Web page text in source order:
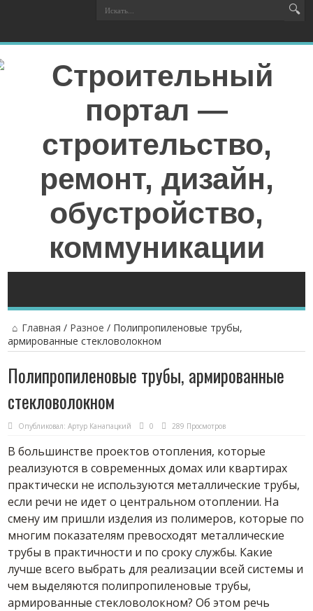
Главная / Разное / Полипропиленовые трубы,
армированные стекловолокном
Полипропиленовые трубы, армированные
стекловолокном
Опубликовал:Артур Канапацкий 0 289 Просмотров
В большинстве проектов отопления, которые
реализуются в современных домах или квартирах
практически не используются металлические трубы,
если речи не идет о центральном отоплении. На
смену им пришли изделия из полимеров, которые по
многим показателям превосходят металлические
трубы в практичности и по сроку службы. Какие
лучше всего выбрать для реализации всей системы и
чем выделяются полипропиленовые трубы,
армированные стекловолокном? Об этом речь